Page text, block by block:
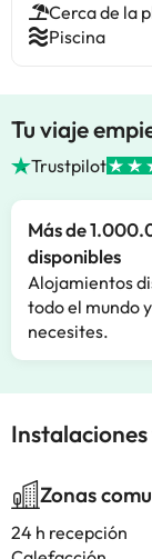
Cerca de la
Piscina
Tu viaje
Trustpilot
Más de
disponibles
Alojamientos
todo el mundo
necesites.
Zonas
24 h recepción